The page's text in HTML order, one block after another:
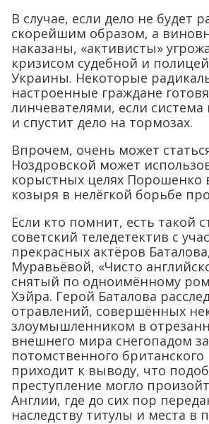
В случае, если дело не будет
скорейшим образом, а
наказаны, «активисты»
кризисом судебной и
Украины. Некоторые
настроенные граждане
линчевателями, если
и спустит дело на тормозах.
Впрочем, очень может
Ноздровской может
корыстных целях Порошенко
козыря в нелёгкой борьбе
Если кто помнит, есть такой
советский теледетектив с
прекрасных актёров
Муравьёвой, «Чисто
снятый по одноимённому
Хэйра. Герой Баталова
отравлений, совершённых
злоумышленником в
внешнего мира снегопадом
потомственного британского
приходит к выводу, что
преступление могло
Англии, где до сих пор
наследству титулы и места в